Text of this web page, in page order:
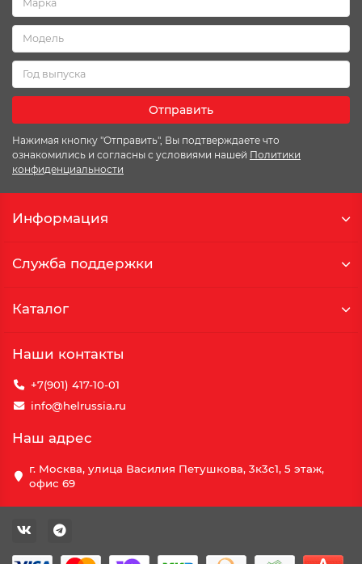
Отправить
Нажимая кнопку "Отправить", Вы подтверждаете что
ознакомились и согласны с условиями нашей Политики
конфиденциальности
Информация
Служба поддержки
Каталог
Наши контакты
+7(901) 417-10-01
info@helrussia.ru
Наш адрес
г. Москва, улица Василия Петушкова, 3к3c1, 5 этаж,
офис 69